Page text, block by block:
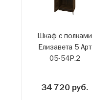
Шкаф с полками
Елизавета 5 Арт
05-54Р.2
34 720 руб.